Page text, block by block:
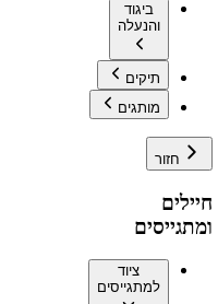
ביגוד
והנעלה
תיקים
מותגים
חזור
חיילים
ומתגייסים
ציוד
למתגייסים